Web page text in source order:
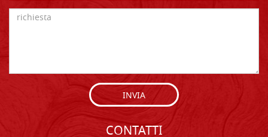
INVIA
CONTATTI